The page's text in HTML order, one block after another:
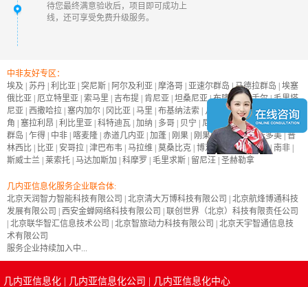
待您最终满意验收后，项目即可成功上
线，还可享受免费升级服务。
中非友好专区：
埃及 | 苏丹 | 利比亚 | 突尼斯 | 阿尔及利亚 | 摩洛哥 | 亚速尔群岛 |马德拉群岛 | 埃塞
俄比亚 | 厄立特里亚 | 索马里 | 吉布提 | 肯尼亚 | 坦桑尼亚|布隆迪| 塞舌尔|毛里塔
尼亚 | 西撒哈拉 | 塞内加尔 | 冈比亚 | 马里 | 布基纳法索 | 几内亚|几内亚比绍|佛得
角 | 塞拉利昂 | 利比里亚 | 科特迪瓦 | 加纳 | 多哥 | 贝宁 | 尼日尔 |尼日利亚|加那利
群岛 | 乍得 | 中非 | 喀麦隆 | 赤道几内亚 | 加蓬 | 刚果 | 刚果民主共和国|圣多美|普
林西比 | 比亚 | 安哥拉 | 津巴布韦 | 马拉维 | 莫桑比克 | 博茨瓦纳 |纳米比亚| 南非 |
斯威士兰 | 莱索托 | 马达加斯加 | 科摩罗 | 毛里求斯 | 留尼汪 | 圣赫勒拿
几内亚信息化服务企业联合体:
北京天润智力智能科技有限公司 | 北京清大万博科技有限公司 | 北京航烽博通科技
发展有限公司 | 西安金蝉网络科技有限公司 | 联创世界（北京）科技有限责任公司
| 北京联华智汇信息技术公司 | 北京智旅动力科技有限公司 | 北京天宇智通信息技
术有限公司
服务企业持续加入中...
几内亚信息化 | 几内亚信息化公司 | 几内亚信息化中心